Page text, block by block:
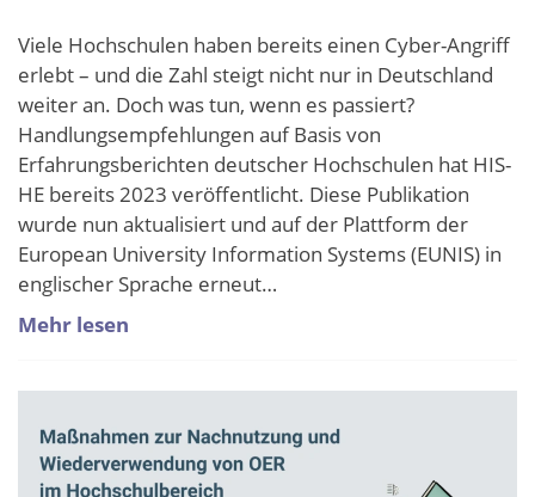
Viele Hochschulen haben bereits einen Cyber-Angriff
erlebt – und die Zahl steigt nicht nur in Deutschland
weiter an. Doch was tun, wenn es passiert?
Handlungsempfehlungen auf Basis von
Erfahrungsberichten deutscher Hochschulen hat HIS-
HE bereits 2023 veröffentlicht. Diese Publikation
wurde nun aktualisiert und auf der Plattform der
European University Information Systems (EUNIS) in
englischer Sprache erneut…
Mehr lesen